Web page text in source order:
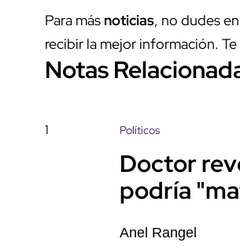
Para más noticias, no dudes
recibir la mejor información.
Notas
1 Políticos
Doctor
podría
Anel Rangel